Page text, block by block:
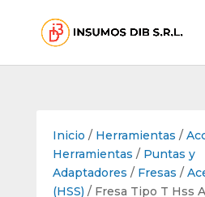
Inicio / Herramientas /
Herramientas / Puntas y
Adaptadores / Fresas /
(HSS) / Fresa Tipo T Hss